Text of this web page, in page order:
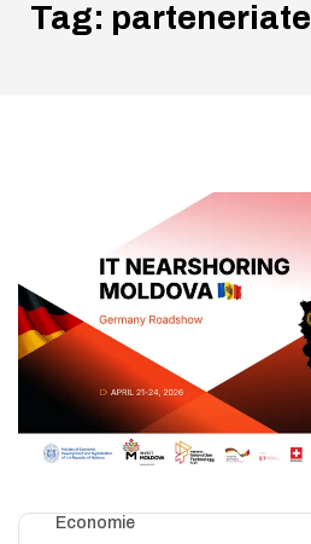
Tag: parteneriate
Economie